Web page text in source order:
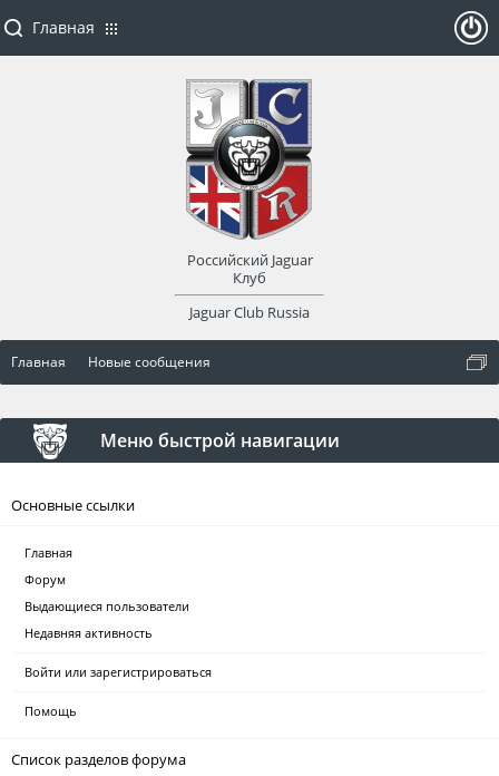
Главная Новые сообщения
Меню быстрой навигации
Основные ссылки
Главная
Форум
Выдающиеся пользователи
Недавняя активность
Войти или зарегистрироваться
Помощь
Список разделов форума
Главная
Российский Jaguar
Клуб
Jaguar Club Russia
оват